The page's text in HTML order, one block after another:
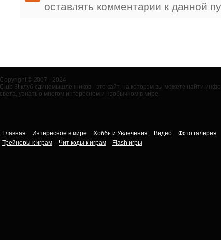
оставлять комментарии к данной
Copyright © 2007 - 2024
Club 3t клуб единомышленников - это сайт, на котором вы можете найти
света, узнать о многом интересном и необычном в мире.
Главная Интересное в мире Хобби и Увлечения Видео
Фото галерея
Трейнеры к играм
Чит коды к играм Flash игры